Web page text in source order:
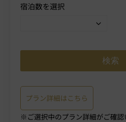
宿泊数を選択
プラン詳細はこちら
ご選択中のプラン詳細がご確認